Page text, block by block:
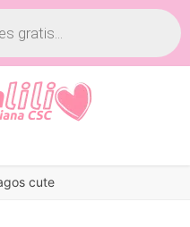
cute